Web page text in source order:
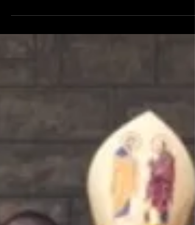
Výročie umučenia
Kaplnka školských sestier v Brezne je zatiaľ na
Slovensku jediným posvätným miestom, ktoré
je zasvätené týmto dvom mučeníkom.